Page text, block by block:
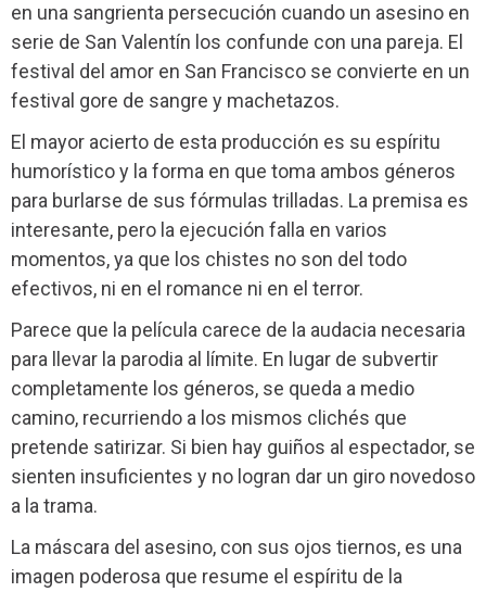
en una sangrienta persecución cuando un asesino en
serie de San Valentín los confunde con una pareja. El
festival del amor en San Francisco se convierte en un
festival gore de sangre y machetazos.
El mayor acierto de esta producción es su espíritu
humorístico y la forma en que toma ambos géneros
para burlarse de sus fórmulas trilladas. La premisa es
interesante, pero la ejecución falla en varios
momentos, ya que los chistes no son del todo
efectivos, ni en el romance ni en el terror.
Parece que la película carece de la audacia necesaria
para llevar la parodia al límite. En lugar de subvertir
completamente los géneros, se queda a medio
camino, recurriendo a los mismos clichés que
pretende satirizar. Si bien hay guiños al espectador, se
sienten insuficientes y no logran dar un giro novedoso
a la trama.
La máscara del asesino, con sus ojos tiernos, es una
imagen poderosa que resume el espíritu de la